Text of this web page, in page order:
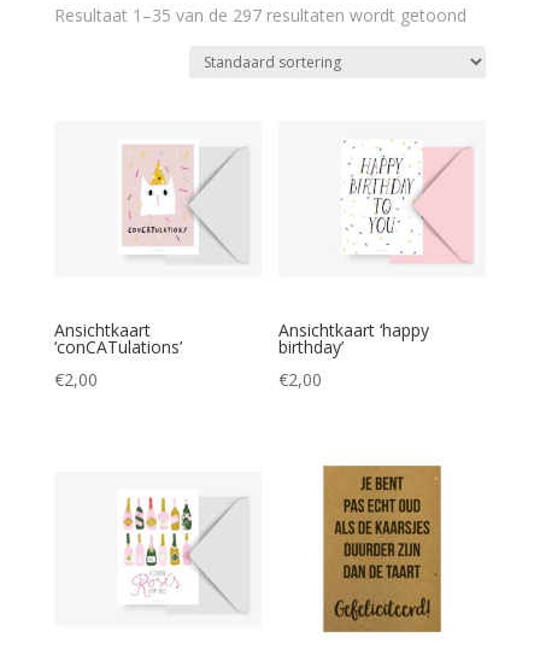
Resultaat 1–35 van de 297 resultaten wordt getoond
Ansichtkaart
‘conCATulations’
€2,00
Ansichtkaart ‘happy
birthday’
€2,00